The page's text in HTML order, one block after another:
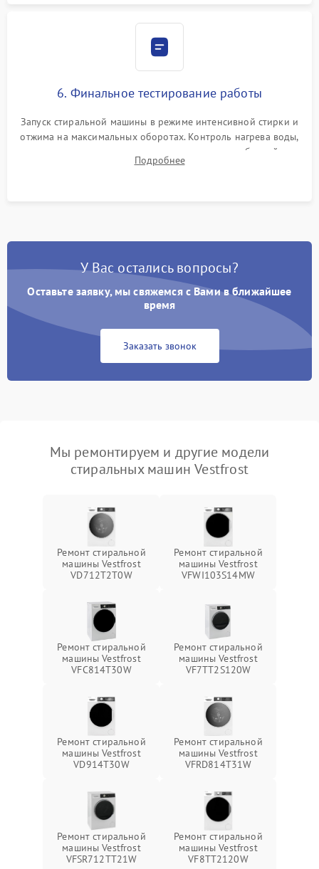
6. Финальное тестирование работы
Запуск стиральной машины в режиме интенсивной стирки и
отжима на максимальных оборотах. Контроль нагрева воды,
корректности слива, отсутствия излишних вибраций,
посторонних стуков и протечек под корпусом.
Подробнее
У Вас остались вопросы?
Оставьте заявку, мы свяжемся с Вами в ближайшее
время
Заказать звонок
Мы ремонтируем и другие модели
стиральных машин Vestfrost
Ремонт стиральной
машины Vestfrost
VD712T2T0W
Ремонт стиральной
машины Vestfrost
VFWI103S14MW
Ремонт стиральной
машины Vestfrost
VFC814T30W
Ремонт стиральной
машины Vestfrost
VF7TT2S120W
Ремонт стиральной
машины Vestfrost
VD914T30W
Ремонт стиральной
машины Vestfrost
VFRD814T31W
Ремонт стиральной
машины Vestfrost
VFSR712TT21W
Ремонт стиральной
машины Vestfrost
VF8TT2120W